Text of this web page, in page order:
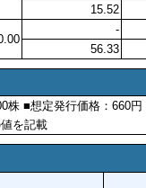
15.52
-
56.33
株 ■想定発行価格：660
を記載